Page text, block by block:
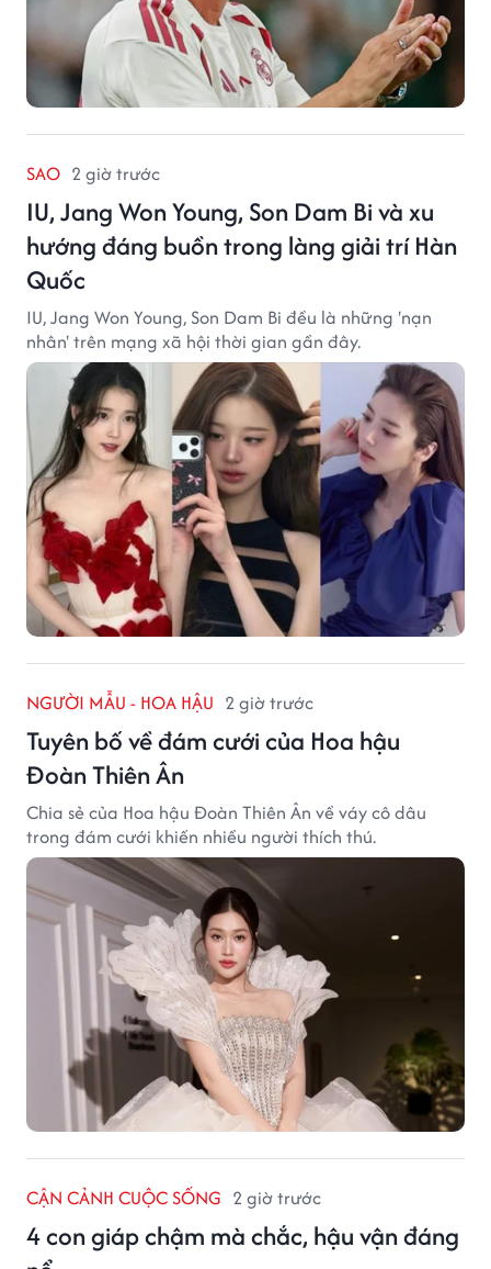
SAO 2 giờ trước
IU, Jang Won Young, Son Dam Bi và xu
hướng đáng buồn trong làng giải trí Hàn
Quốc
IU, Jang Won Young, Son Dam Bi đều là những 'nạn
nhân' trên mạng xã hội thời gian gần đây.
NGƯỜI MẪU - HOA HẬU 2 giờ trước
Tuyên bố về đám cưới của Hoa hậu
Đoàn Thiên Ân
Chia sẻ của Hoa hậu Đoàn Thiên Ân về váy cô dâu
trong đám cưới khiến nhiều người thích thú.
CẬN CẢNH CUỘC SỐNG 2 giờ trước
4 con giáp chậm mà chắc, hậu vận đáng